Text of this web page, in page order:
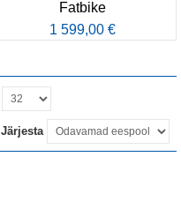
Fatbike
1 599,00 €
Järjesta